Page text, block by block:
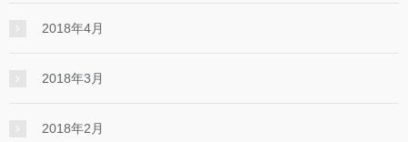
2018年4月
2018年3月
2018年2月